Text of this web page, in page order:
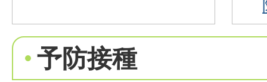
予防接種